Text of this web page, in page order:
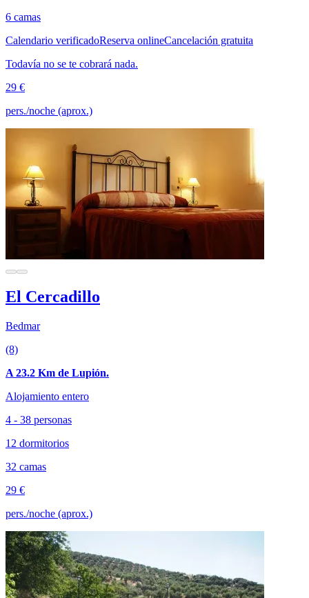
6 camas
Calendario verificadoReserva onlineCancelación gratuita
Todavía no se te cobrará nada.
29 €
pers./noche (aprox.)
El Cercadillo
Bedmar
(8)
A 23.2 Km de Lupión.
Alojamiento entero
4 - 38 personas
12 dormitorios
32 camas
29 €
pers./noche (aprox.)